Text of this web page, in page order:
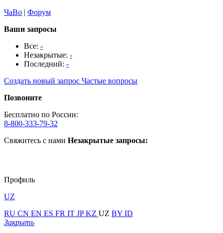
ЧаВо | Форум
Ваши запросы
Все: -
Незакрытые: -
Последний: -
Создать новый запрос Частые вопросы
Позвоните
Бесплатно по России:
8-800-333-79-32
Свяжитесь с нами Незакрытые запросы:
Профиль
UZ
RU CN EN ES FR IT JPKZ UZ BY ID
Закрыть